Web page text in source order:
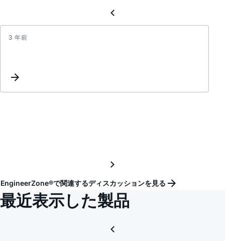
3 年前
EngineerZone®で関連するディスカッションを見る
最近表示した製品